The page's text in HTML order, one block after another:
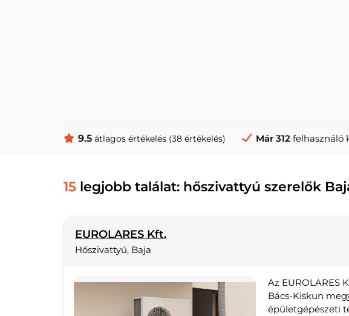
9.5 átlagos értékelés (38 értékelés) Már 312 felhasználó
15 legjobb találat: hőszivattyú szerelők
EUROLARES Kft.
Hőszivattyú, Baja
Az EUROLARES
Bács-Kiskun
épületgépészeti